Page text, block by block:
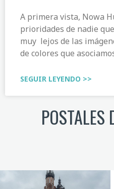
A primera vista, Nowa
prioridades de nadie
muy lejos de las
de colores que
SEGUIR LEYENDO >>
POSTALES